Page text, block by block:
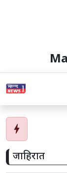
bolt
जाहिरात